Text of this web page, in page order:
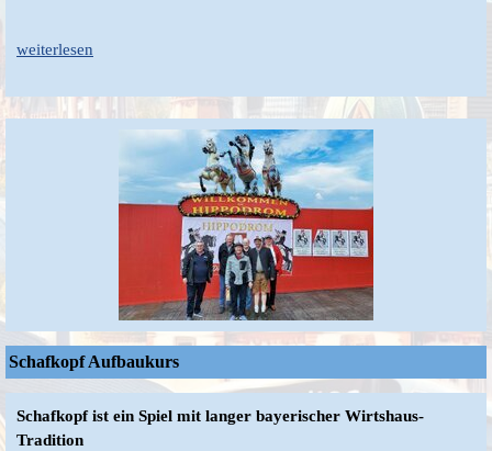
weiterlesen
Schafkopf Aufbaukurs
Schafkopf ist ein Spiel mit langer bayerischer Wirtshaus-
Tradition